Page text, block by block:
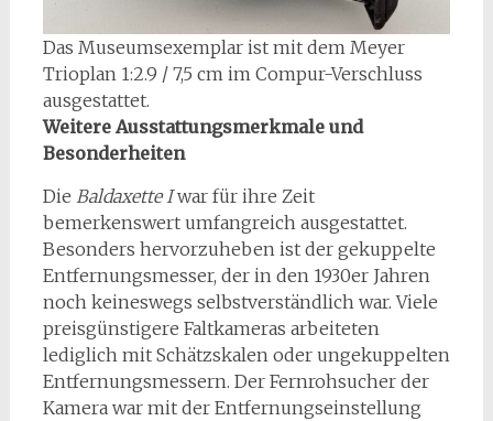
Das Museumsexemplar ist mit dem Meyer
Trioplan 1:2.9 / 7,5 cm im Compur-Verschluss
ausgestattet.
Weitere Ausstattungsmerkmale und
Besonderheiten
Die Baldaxette Iwar für ihre Zeit
bemerkenswert umfangreich ausgestattet.
Besonders hervorzuheben ist der gekuppelte
Entfernungsmesser, der in den 1930er Jahren
noch keineswegs selbstverständlich war. Viele
preisgünstigere Faltkameras arbeiteten
lediglich mit Schätzskalen oder ungekuppelten
Entfernungsmessern. Der Fernrohsucher der
Kamera war mit der Entfernungseinstellung